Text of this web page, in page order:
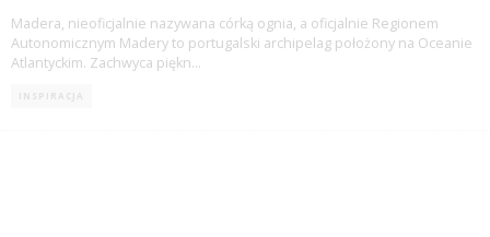
Madera, nieoficjalnie nazywana córką ognia, a oficjalnie Regionem
Autonomicznym Madery to portugalski archipelag położony na Oceanie
Atlantyckim. Zachwyca piękn...
INSPIRACJA